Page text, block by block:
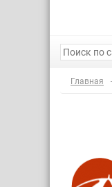
Главная